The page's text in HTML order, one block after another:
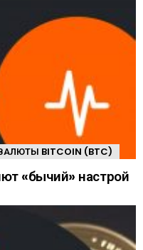
BITCOIN (BTC)
«бычий» настрой